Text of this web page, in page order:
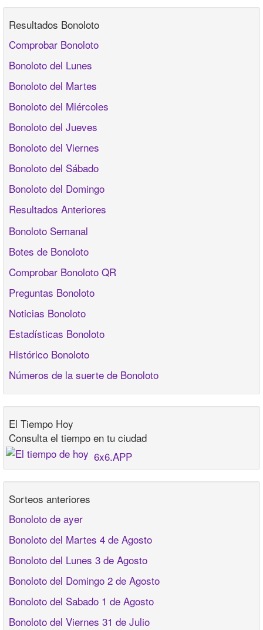
Resultados Bonoloto
Comprobar Bonoloto
Bonoloto del Lunes
Bonoloto del Martes
Bonoloto del Miércoles
Bonoloto del Jueves
Bonoloto del Viernes
Bonoloto del Sábado
Bonoloto del Domingo
Resultados Anteriores
Bonoloto Semanal
Botes de Bonoloto
Comprobar Bonoloto QR
Preguntas Bonoloto
Noticias Bonoloto
Estadísticas Bonoloto
Histórico Bonoloto
Números de la suerte de Bonoloto
El Tiempo Hoy
Consulta el tiempo en tu ciudad
6x6.APP
Sorteos anteriores
Bonoloto de ayer
Bonoloto del Martes 4 de Agosto
Bonoloto del Lunes 3 de Agosto
Bonoloto del Domingo 2 de Agosto
Bonoloto del Sabado 1 de Agosto
Bonoloto del Viernes 31 de Julio